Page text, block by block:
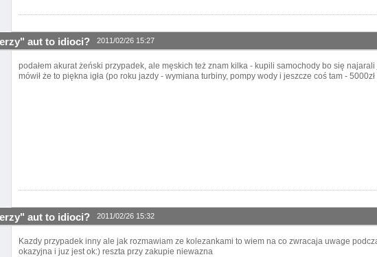
aut to idioci? 2011/02/26 15:27
podałem akurat żeński przypadek, ale męskich też znam kilka - kupili samochody bo się
mówił że to piękna igła (po roku jazdy - wymiana turbiny, pompy wody i jeszcze coś tam - 5000zł
aut to idioci? 2011/02/26 15:32
Kazdy przypadek inny ale jak rozmawiam ze kolezankami to wiem na co zwracaja uwage
okazyjna i juz jest ok:) reszta przy zakupie niewazna